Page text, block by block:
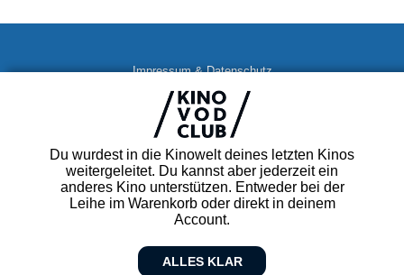
Du wurdest in die Kinowelt deines letzten Kinos
weitergeleitet. Du kannst aber jederzeit ein
anderes Kino unterstützen. Entweder bei der
Leihe im Warenkorb oder direkt in deinem
Account.
ALLES KLAR
Impressum & Datenschutz
AGB
Kontakt
FAQ
Newsletter
Partner